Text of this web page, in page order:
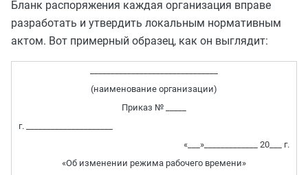
Бланк распоряжения каждая организация вправе
разработать и утвердить локальным нормативным
актом. Вот примерный образец, как он выглядит:
(наименование организации)
Приказ № _____
г. _____________________
«___»_____________ 20___ г.
«Об изменении режима рабочего времени»